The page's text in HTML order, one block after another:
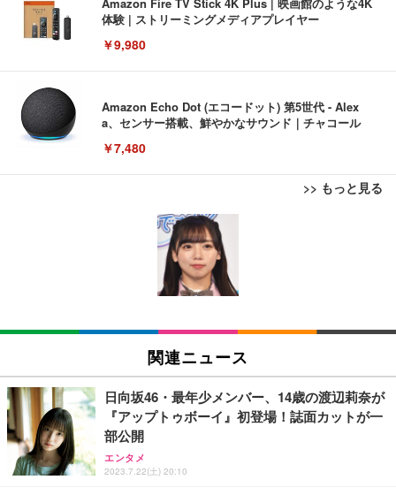
体験 | ストリーミングメディアプレイヤー
￥9,980
Amazon Echo Dot (エコードット) 第5世代 - Alex
a、センサー搭載、鮮やかなサウンド｜チャコール
￥7,480
>> もっと見る
[EdoErgo] オフィスチェア 椅子 テレワーク 疲れな
い 跳ね上げ式アームレスト コンパクト 約105度ロッ
キング pc 事務椅子 360度回転 座面昇降 強化ナイロ
ン樹脂ベース 通気性メッシュ 在宅ワーク H-WY01
(黒網+黒枠+黒足)
SIHOO B100 オフィスチェア／デスクチェア メッシ
ュチェア 人間工学 疲れない ブラック
￥27,999
Sezlife オフィスチェア デスクチェア 疲れない テレ
ワーク チェア 強化バックレスト 30度ロッキング機
能 人間工学 椅子 腰サポート 90度跳ね上げ式アーム
レスト 3Dヘッドレスト ハンガー付き 高反発クッシ
EIZO ビジネス向けプレミアムモニター | FlexScan
EV3240X-WT | 31.5型4K UHD・USB Type-C・ホワ
EIZO ビジネス向けプレミアムモニター | FlexScan
￥109,572
【純正品】27"ゲーミングモニター DualSense 充電
フック付き（CFI-ZDM1J）
￥49,979
Amazonベーシック ペットシーツ 薄型 レギュラー 1
回使い捨て 無香料 ホワイト 300枚
Amazonベーシック ペットシーツ 厚型 ワイド 42枚
x2袋(84枚) ホワイト(吸収面:ライトブルー)
￥3,234
ネオ・ルーライフ ネオ・オムツ L 中型犬用 26枚入
り 単品
￥1,800
関連ニュース
日向坂46・最年少メンバー、14歳の渡辺莉奈が
『アップトゥボーイ』初登場！誌面カットが一
部公開
エンタメ
2023.7.22(土) 20:10